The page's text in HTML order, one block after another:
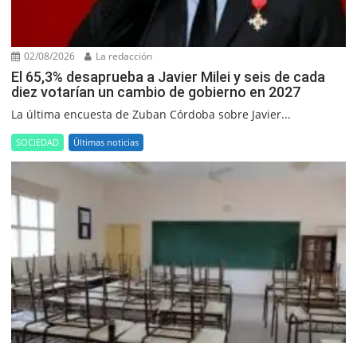
02/08/2026 La redacción
El 65,3% desaprueba a Javier Milei y seis de cada
diez votarían un cambio de gobierno en 2027
La última encuesta de Zuban Córdoba sobre Javier...
SOCIEDAD Últimas noticias